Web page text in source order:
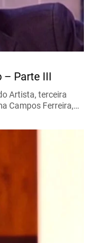
– Parte III
Artista, terceira
Campos Ferreira,…